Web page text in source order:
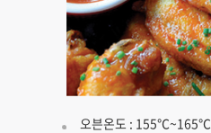
오븐온도 : 155℃~165℃